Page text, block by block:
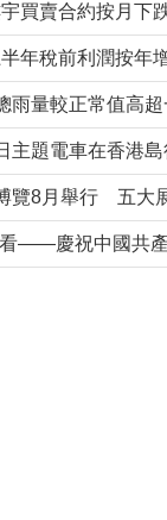
買賣合約按月下
年稅前利潤按年
雨量較正常值高
主題電車在香港島